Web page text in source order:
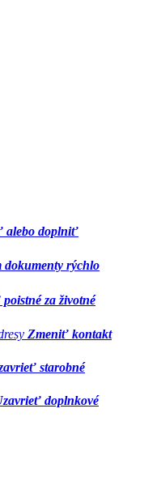
alebo doplniť
dokumenty rýchlo
za životné
Zmeniť kontakt
starobné
doplnkové